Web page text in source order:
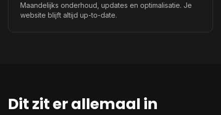
Maandelijks onderhoud, updates en optimalisatie. Je
website blijft altijd up-to-date.
Dit zit er allemaal in